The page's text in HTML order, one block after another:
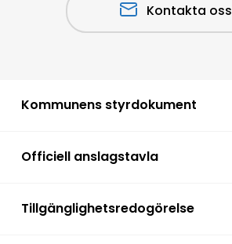
Kontakta oss
Kommunens styrdokument
Officiell anslagstavla
Tillgänglighetsredogörelse